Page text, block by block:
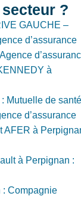
?
GAUCHE –
d’assurance
à
Mutuelle de santé
d’assurance
AFER à
à Perpignan :
: Compagnie